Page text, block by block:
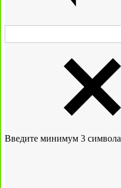
Введите минимум 3 символа